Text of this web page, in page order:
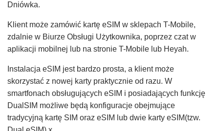
Dniówka.
Klient może zamówić kartę eSIM w sklepach T-Mobile,
zdalnie w Biurze Obsługi Użytkownika, poprzez czat w
aplikacji mobilnej lub na stronie T-Mobile lub Heyah.
Instalacja eSIM jest bardzo prosta, a klient może
skorzystać z nowej karty praktycznie od razu. W
smartfonach obsługujących eSIM i posiadających funkcję
DualSIM możliwe będą konfiguracje obejmujące
tradycyjną kartę SIM oraz eSIM lub dwie karty eSIM(tzw.